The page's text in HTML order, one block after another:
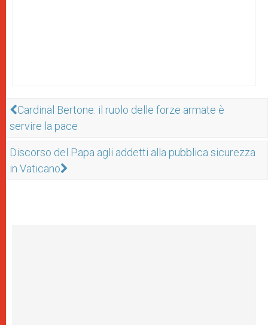
Cardinal Bertone: il ruolo delle forze armate è
servire la pace
Discorso del Papa agli addetti alla pubblica sicurezza
in Vaticano